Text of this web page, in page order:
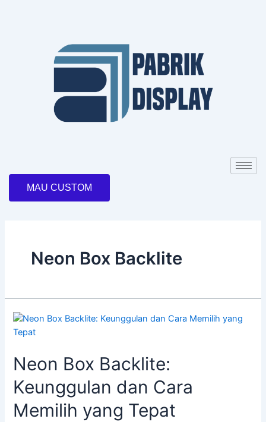
MAU CUSTOM
Neon Box Backlite
Neon Box Backlite:
Keunggulan dan Cara
Memilih yang Tepat
Neon
Box
Keunggulan
dan
Cara
yang